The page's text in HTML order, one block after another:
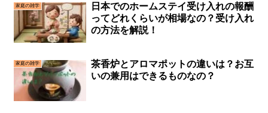
家庭の雑学
日本でのホームステイ受け入れの報酬
ってどれくらいが相場なの？受け入れ
の方法を解説！
家庭の雑学
茶香炉とアロマポットの違いは？お互
いの兼用はできるものなの？